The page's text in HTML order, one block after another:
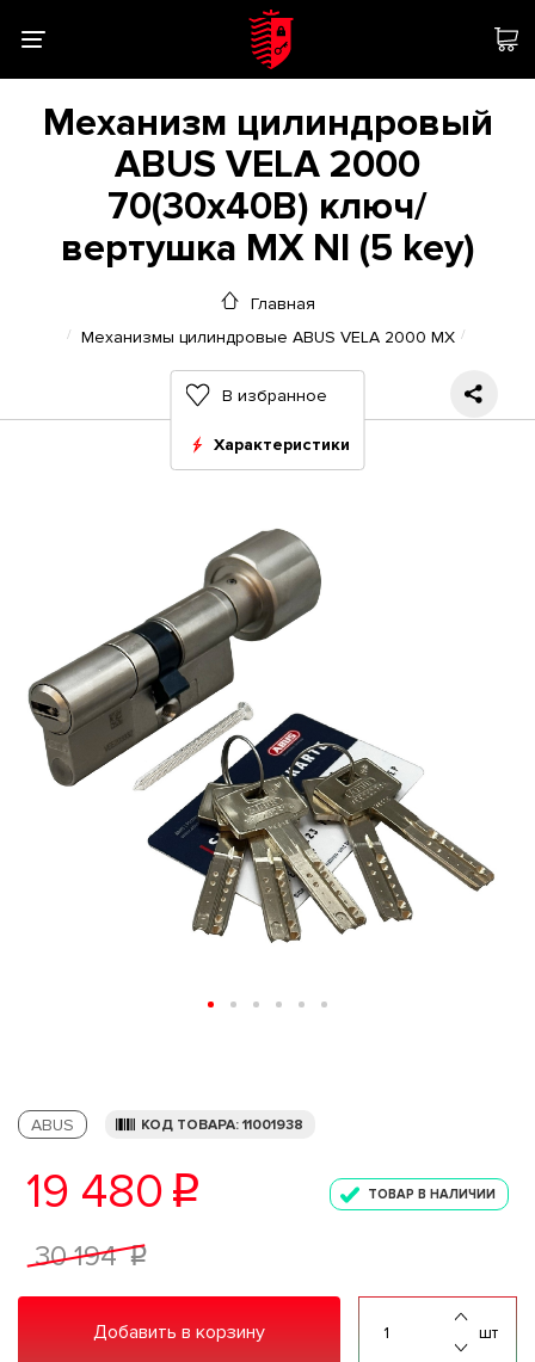
Механизм цилиндровый
ABUS VELA 2000
70(30x40В) ключ/
вертушка MX NI (5 key)
Главная
Механизмы цилиндровые ABUS VELA 2000 MX
В избранное
Характеристики
ABUS КОД ТОВАРА: 11001938
19 480 p ТОВАР В НАЛИЧИИ
30 194 p
Добавить в корзину шт